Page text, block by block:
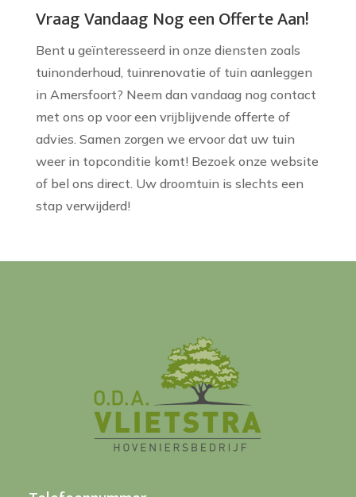
Vraag Vandaag Nog een Offerte Aan!
Bent u geïnteresseerd in onze diensten zoals
tuinonderhoud, tuinrenovatie of tuin aanleggen
in Amersfoort? Neem dan vandaag nog contact
met ons op voor een vrijblijvende offerte of
advies. Samen zorgen we ervoor dat uw tuin
weer in topconditie komt! Bezoek onze website
of bel ons direct. Uw droomtuin is slechts een
stap verwijderd!